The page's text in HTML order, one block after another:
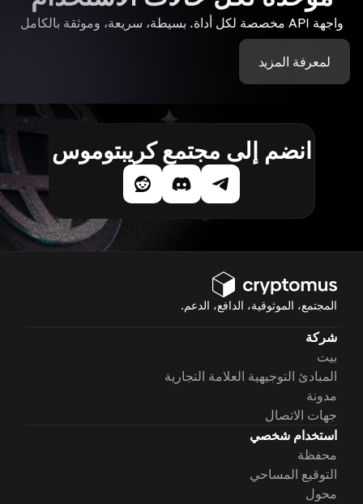
واجهة API مخصصة لكل أداة. بسيطة، سريعة، وموثقة بالكامل
لمعرفة المزيد
انضم إلى مجتمع كريبتوموس
المجتمع، الموثوقية، الدافع، الدعم.
شركة
بيت
المبادئ التوجيهية العلامة التجارية
مدونة
جهات الاتصال
استخدام شخصي
محفظة
التوقيع المساحي
محول